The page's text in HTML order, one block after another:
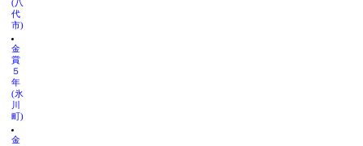
(八
代
市)
金
賞
５
年
(氷
川
町)
金